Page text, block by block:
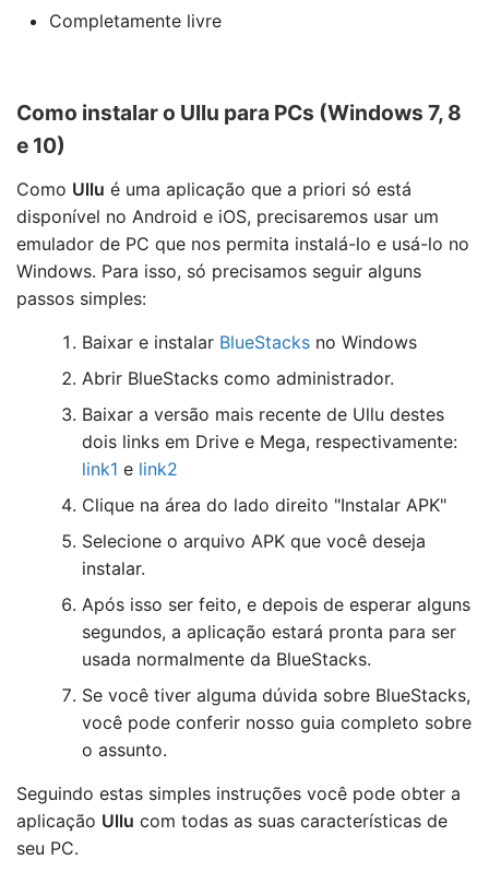
Completamente livre
Como instalar o Ullu para PCs (Windows 7, 8
e 10)
Como Ullu é uma aplicação que a priori só está
disponível no Android e iOS, precisaremos usar um
emulador de PC que nos permita instalá-lo e usá-lo no
Windows. Para isso, só precisamos seguir alguns
passos simples:
Baixar e instalar BlueStacks no Windows
Abrir BlueStacks como administrador.
Baixar a versão mais recente de Ullu destes
dois links em Drive e Mega, respectivamente:
link1 e link2
Clique na área do lado direito "Instalar APK"
Selecione o arquivo APK que você deseja
instalar.
Após isso ser feito, e depois de esperar alguns
segundos, a aplicação estará pronta para ser
usada normalmente da BlueStacks.
Se você tiver alguma dúvida sobre BlueStacks,
você pode conferir nosso guia completo sobre
o assunto.
Seguindo estas simples instruções você pode obter a
aplicação Ullu com todas as suas características de
seu PC.